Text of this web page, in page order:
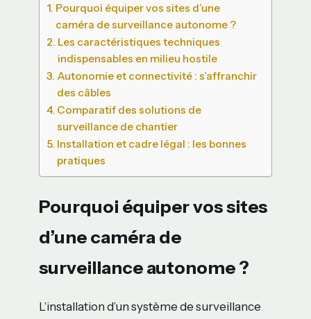
Pourquoi équiper vos sites d’une
caméra de surveillance autonome ?
Les caractéristiques techniques
indispensables en milieu hostile
Autonomie et connectivité : s’affranchir
des câbles
Comparatif des solutions de
surveillance de chantier
Installation et cadre légal : les bonnes
pratiques
Pourquoi équiper vos sites
d’une caméra de
surveillance autonome ?
L’installation d’un système de surveillance